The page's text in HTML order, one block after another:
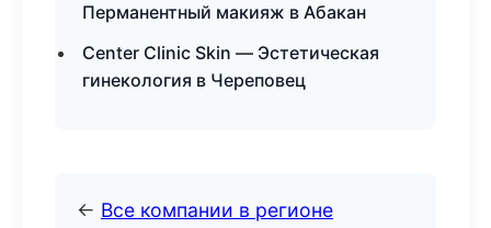
Перманентный макияж в Абакан
Center Clinic Skin — Эстетическая
гинекология в Череповец
← Все компании в регионе